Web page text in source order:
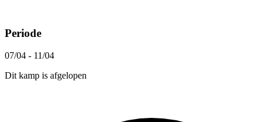
Periode
07/04 - 11/04
Dit kamp is afgelopen